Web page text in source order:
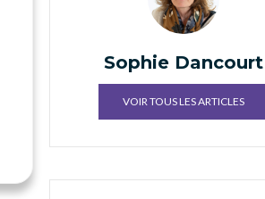
Sophie Dancourt
VOIR TOUS LES ARTICLES